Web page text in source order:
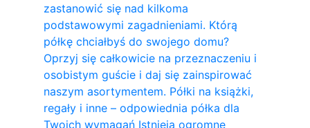
zastanowić się nad kilkoma
podstawowymi zagadnieniami. Którą
półkę chciałbyś do swojego domu?
Oprzyj się całkowicie na przeznaczeniu i
osobistym guście i daj się zainspirować
naszym asortymentem. Półki na książki,
regały i inne – odpowiednia półka dla
Twoich wymagań Istnieją ogromne